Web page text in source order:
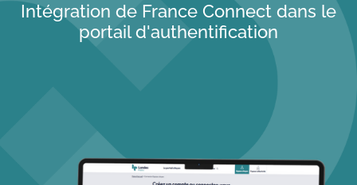
Intégration de France Connect dans le
portail d'authentification